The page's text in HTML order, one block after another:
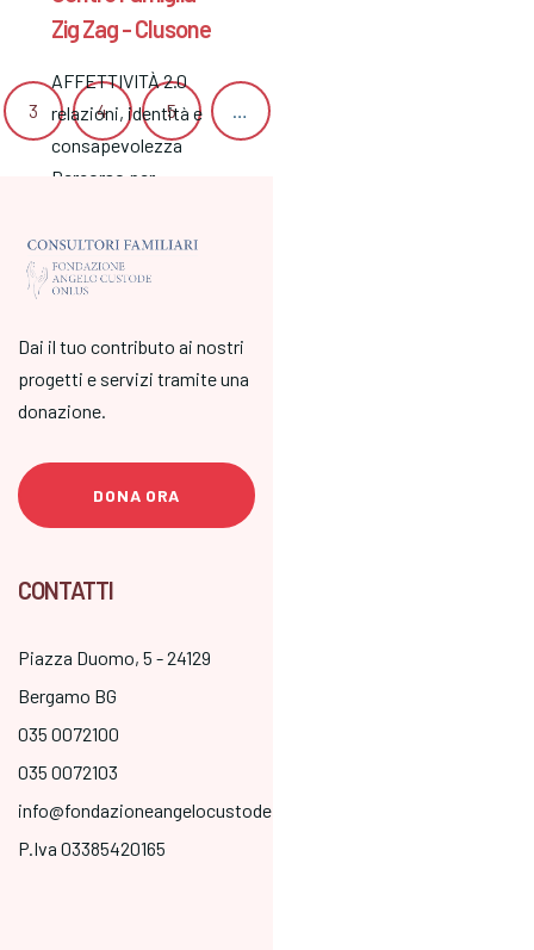
Zig Zag - Clusone
AFFETTIVITÀ 2.0
relazioni, identità e
consapevolezza
Percorso per
2012 - 2010 La
relazione fra noi e gli
3 4 5 …
Dai il tuo contributo ai nostri
progetti e servizi tramite una
donazione.
DONA ORA
CONTATTI
Piazza Duomo, 5 - 24129
Bergamo BG
035 0072100
035 0072103
info@fondazioneangelocustode.it
P.Iva 03385420165